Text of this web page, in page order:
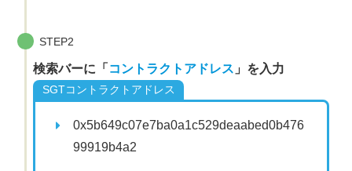
STEP2
検索バーに「 コントラクトアドレス 」を入力
SGTコントラクトアドレス
0x5b649c07e7ba0a1c529deaabed0b476
99919b4a2